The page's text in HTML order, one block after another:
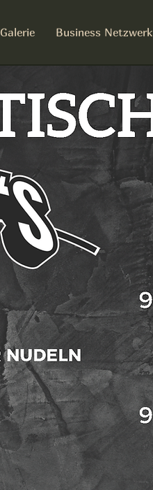
Galerie Business Netzwerk